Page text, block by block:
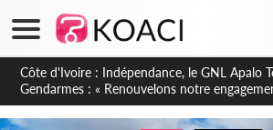
Sierra Leone : Un projet de réforme
gestation, points clés des amendements, un